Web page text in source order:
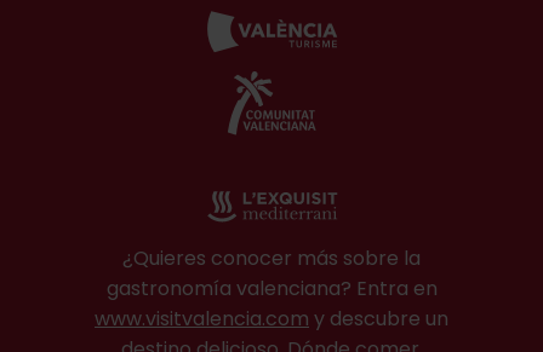
¿Quieres conocer más sobre la
gastronomía valenciana? Entra en
www.visitvalencia.com y descubre un